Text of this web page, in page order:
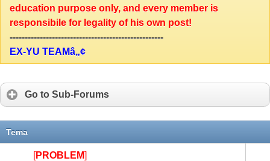
education purpose only, and every member is
responsibile for legality of his own post!
---------------------------------------------------
EX-YU TEAMâ„¢
Go to Sub-Forums
Tema
[PROBLEM]